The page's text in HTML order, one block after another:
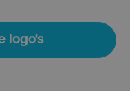
logo's